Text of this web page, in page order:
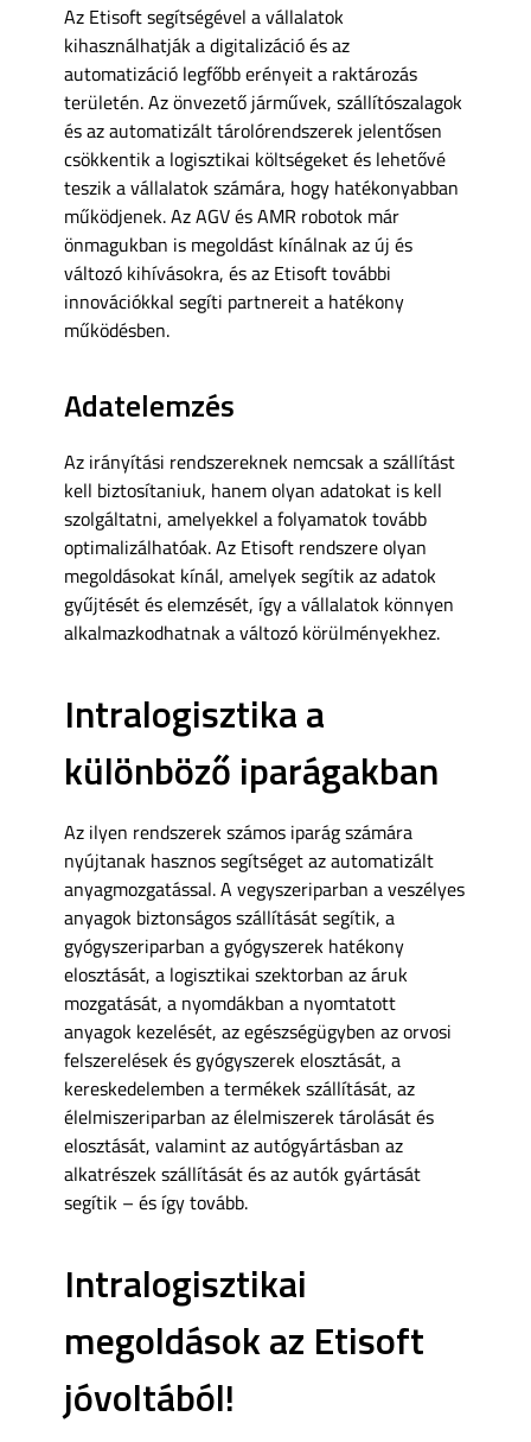
Az Etisoft segítségével a vállalatok
kihasználhatják a digitalizáció és az
automatizáció legfőbb erényeit a raktározás
területén. Az önvezető járművek, szállítószalagok
és az automatizált tárolórendszerek jelentősen
csökkentik a logisztikai költségeket és lehetővé
teszik a vállalatok számára, hogy hatékonyabban
működjenek. Az AGV és AMR robotok már
önmagukban is megoldást kínálnak az új és
változó kihívásokra, és az Etisoft további
innovációkkal segíti partnereit a hatékony
működésben.
Adatelemzés
Az irányítási rendszereknek nemcsak a szállítást
kell biztosítaniuk, hanem olyan adatokat is kell
szolgáltatni, amelyekkel a folyamatok tovább
optimalizálhatóak. Az Etisoft rendszere olyan
megoldásokat kínál, amelyek segítik az adatok
gyűjtését és elemzését, így a vállalatok könnyen
alkalmazkodhatnak a változó körülményekhez.
Intralogisztika a
különböző iparágakban
Az ilyen rendszerek számos iparág számára
nyújtanak hasznos segítséget az automatizált
anyagmozgatással. A vegyszeriparban a veszélyes
anyagok biztonságos szállítását segítik, a
gyógyszeriparban a gyógyszerek hatékony
elosztását, a logisztikai szektorban az áruk
mozgatását, a nyomdákban a nyomtatott
anyagok kezelését, az egészségügyben az orvosi
felszerelések és gyógyszerek elosztását, a
kereskedelemben a termékek szállítását, az
élelmiszeriparban az élelmiszerek tárolását és
elosztását, valamint az autógyártásban az
alkatrészek szállítását és az autók gyártását
segítik – és így tovább.
Intralogisztikai
megoldások az Etisoft
jóvoltából!